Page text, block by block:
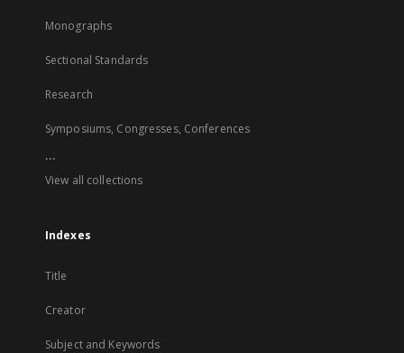
Monographs
Sectional Standards
Research
Symposiums, Congresses, Conferences
...
View all collections
Indexes
Title
Creator
Subject and Keywords